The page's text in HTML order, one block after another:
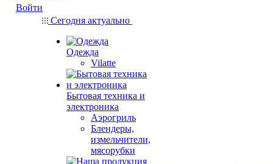
Войти
Сегодня актуально
Одежда
Vilatte
Бытовая техника и
электроника
Аэрогриль
Блендеры,
измельчители,
мясорубки